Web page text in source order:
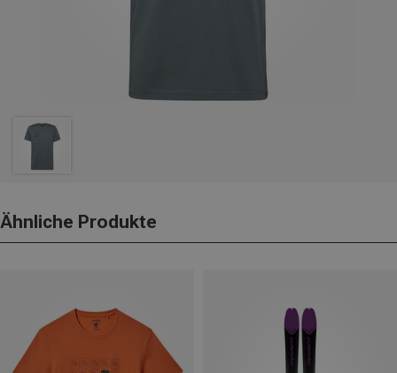
Ähnliche Produkte